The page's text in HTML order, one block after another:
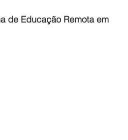
de Educação Remota em